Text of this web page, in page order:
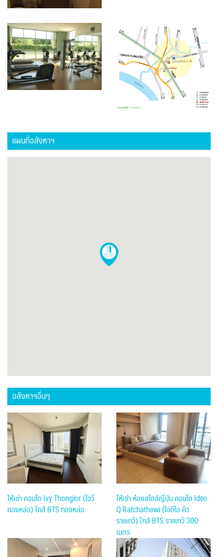
แผนที่อสังหาฯ
อสังหาฯอื่นๆ
ให้เช่า คอนโด Ivy Thonglor (ไอวี่
ทองหล่อ) ใกล้ BTS ทองหล่อ
ให้เช่า ห้องสไตล์ญี่ปุ่น คอนโด Ideo
Q Ratchathewi (ไอดีโอ คิว
ราชเทวี) ใกล้ BTS ราชเทวี 300
เมตร